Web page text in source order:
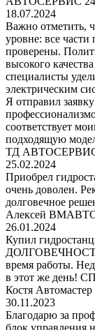
18.07.2024
Важно отметить,
уровне: все
проверены.
высокого
специалисты
электрическим
Я отправил
соответствует
подходящую
ТД
25.02.2024
Приобрел
очень доволен.
долговечное
Алексей
26.01.2024
Купил
ДОЛГОВЕЧНОСТЬ!
время работы.
в этот же день!
Костя Автомастер
30.11.2023
Благодарю за
блок управления